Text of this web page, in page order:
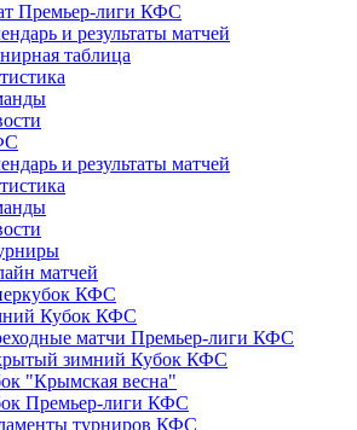
Премьер-лиги КФС
и результаты матчей
таблица
и результаты матчей
матчей
КФС
Кубок КФС
матчи Премьер-лиги КФС
зимний Кубок КФС
"Крымская весна"
Премьер-лиги КФС
турниров КФС